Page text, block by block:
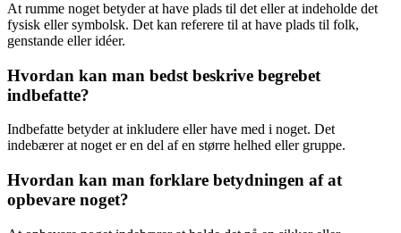
At rumme noget betyder at have plads til det eller at indeholde det
fysisk eller symbolsk. Det kan referere til at have plads til folk,
genstande eller idéer.
Hvordan kan man bedst beskrive begrebet
indbefatte?
Indbefatte betyder at inkludere eller have med i noget. Det
indebærer at noget er en del af en større helhed eller gruppe.
Hvordan kan man forklare betydningen af at
opbevare noget?